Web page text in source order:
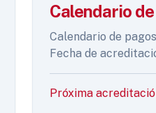
Calendario
Calendario de
Fecha de
Próxima